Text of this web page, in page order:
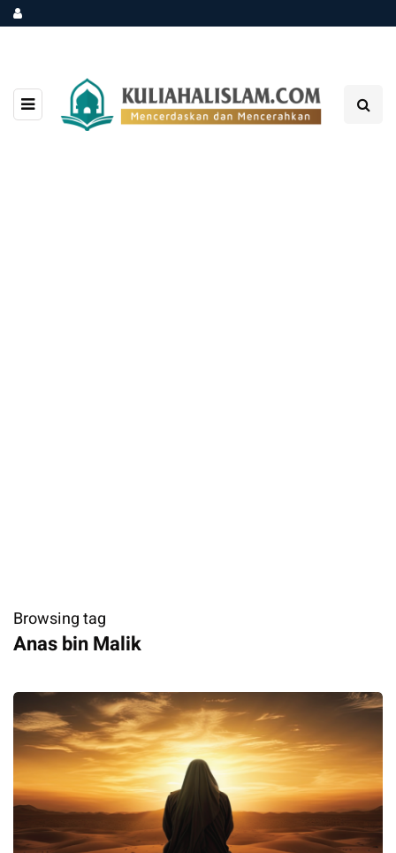
Browsing tag
Anas bin Malik